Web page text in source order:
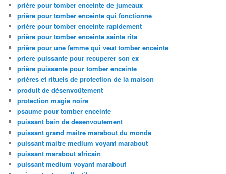
prière pour tomber enceinte de jumeaux
prière pour tomber enceinte qui fonctionne
prière pour tomber enceinte rapidement
prière pour tomber enceinte sainte rita
prière pour une femme qui veut tomber enceinte
priere puissante pour recuperer son ex
prière puissante pour tomber enceinte
prières et rituels de protection de la maison
produit de désenvoûtement
protection magie noire
psaume pour tomber enceinte
puissant bain de desenvoutement
puissant grand maitre marabout du monde
puissant maitre medium voyant marabout
puissant marabout africain
puissant medium voyant marabout